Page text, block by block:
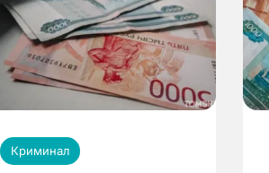
Криминал